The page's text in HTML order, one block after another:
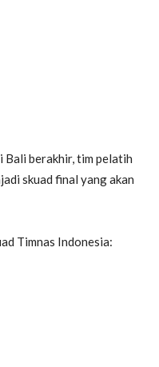
Bali berakhir, tim pelatih
skuad final yang akan
Timnas Indonesia: